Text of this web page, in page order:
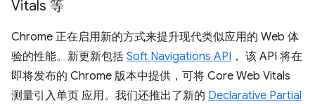
Vitals 等
Chrome 正在启用新的方式来提升现代类似应用的 Web 体
验的性能。新更新包括 Soft Navigations API ， 该 API 将在
即将发布的 Chrome 版本中提供，可将 Core Web Vitals
测量引入单页 应用。我们还推出了新的 Declarative Partial